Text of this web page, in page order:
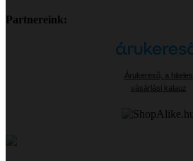
Partnereink:
Árukereső, a hiteles
vásárlási kalauz